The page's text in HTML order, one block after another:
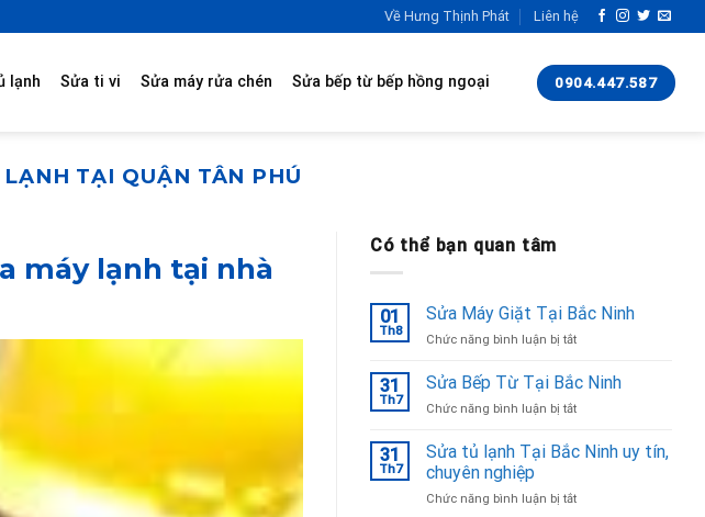
Về Hưng Thịnh Phát Liên hệ
lạnh Sửa ti vi Sửa máy rửa chén Sửa bếp từ bếp hồng ngoại 0904.447.587
TẠI QUẬN TÂN PHÚ
máy lạnh tại nhà
Có thể bạn quan tâm
01
Th8
Sửa Máy Giặt Tại Bắc Ninh
Chức năng bình luận bị tắtở
Máy
Tại
Ninh
31
Th7
Sửa Bếp Từ Tại Bắc Ninh
Chức năng bình luận bị tắtở
Bếp
Bắc
31
Th7
Sửa tủ lạnh Tại Bắc Ninh uy tín,
chuyên nghiệp
Chức năng bình luận bị tắtở